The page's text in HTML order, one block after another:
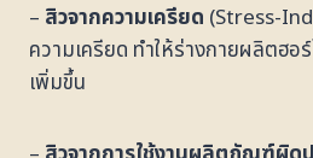
– สิวจากความเครียด (Stress-
ความเครียด ทำให้ร่างกายผลิตฮอ
เพิ่มขึ้น